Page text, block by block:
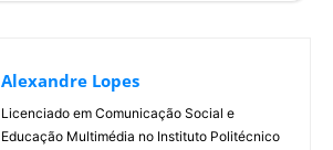
Alexandre Lopes
Licenciado em Comunicação Social e
Educação Multimédia no Instituto Politécnico